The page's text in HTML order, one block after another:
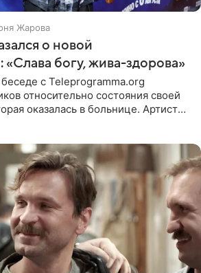
Жарова
о новой
богу, жива-здорова»
с Teleprogramma.org
относительно состояния своей
оказалась в больнице. Артист